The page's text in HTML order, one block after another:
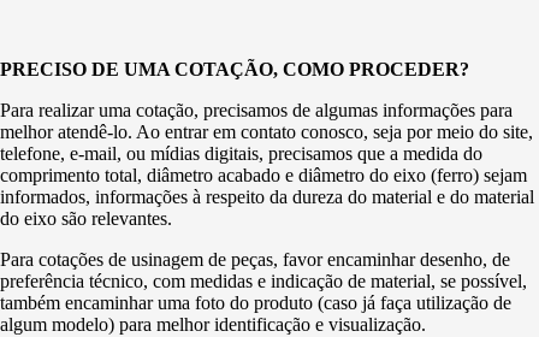
PRECISO DE UMA COTAÇÃO, COMO PROCEDER?
Para realizar uma cotação, precisamos de algumas informações para
melhor atendê-lo. Ao entrar em contato conosco, seja por meio do site,
telefone, e-mail, ou mídias digitais, precisamos que a medida do
comprimento total, diâmetro acabado e diâmetro do eixo (ferro) sejam
informados, informações à respeito da dureza do material e do material
do eixo são relevantes.
Para cotações de usinagem de peças, favor encaminhar desenho, de
preferência técnico, com medidas e indicação de material, se possível,
também encaminhar uma foto do produto (caso já faça utilização de
algum modelo) para melhor identificação e visualização.